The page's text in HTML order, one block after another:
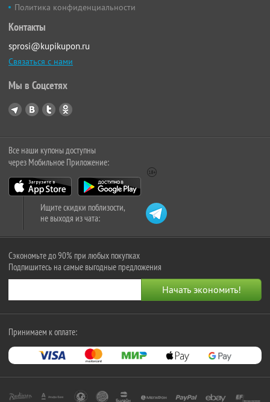
Политика конфиденциальности
Контакты
sprosi@kupikupon.ru
Связаться с нами
Мы в Соцсетях
Все наши купоны доступны
через Мобильное Приложение:
Ищите скидки поблизости,
не выходя из чата:
Сэкономьте до 90% при любых покупках
Подпишитесь на самые выгодные предложения
Принимаем к оплате: